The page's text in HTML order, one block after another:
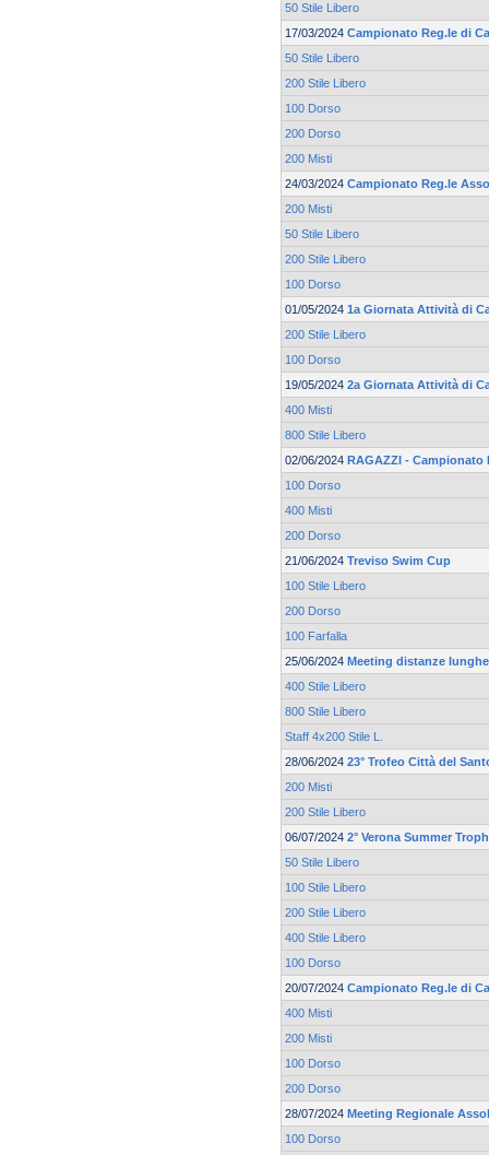
50 Stile Libero
17/03/2024 Campionato Reg.le di
50 Stile Libero
200 Stile Libero
100 Dorso
200 Dorso
200 Misti
24/03/2024 Campionato Reg.le
200 Misti
50 Stile Libero
200 Stile Libero
100 Dorso
01/05/2024 1a Giornata Attività di
200 Stile Libero
100 Dorso
19/05/2024 2a Giornata Attività di
400 Misti
800 Stile Libero
02/06/2024 RAGAZZI - Campionato
100 Dorso
400 Misti
200 Dorso
21/06/2024 Treviso Swim Cup
100 Stile Libero
200 Dorso
100 Farfalla
25/06/2024 Meeting distanze
400 Stile Libero
800 Stile Libero
Staff 4x200 Stile L.
28/06/2024 23° Trofeo Città del
200 Misti
200 Stile Libero
06/07/2024 2° Verona Summer
50 Stile Libero
100 Stile Libero
200 Stile Libero
400 Stile Libero
100 Dorso
20/07/2024 Campionato Reg.le di
400 Misti
200 Misti
100 Dorso
200 Dorso
28/07/2024 Meeting Regionale
100 Dorso